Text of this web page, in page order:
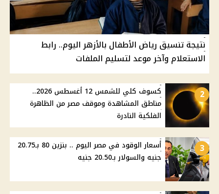
نتيجة تنسيق رياض الأطفال بالأزهر اليوم.. رابط
الاستعلام وآخر موعد لتسليم الملفات
2
كسوف كلي للشمس 12 أغسطس 2026..
مناطق المشاهدة وموقف مصر من الظاهرة
الفلكية النادرة
3
أسعار الوقود في مصر اليوم .. بنزين 80 بـ20.75
جنيه والسولار بـ20.50 جنيه